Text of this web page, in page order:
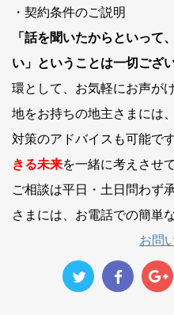
・契約条件のご説明
「話を聞いたからといって
い」ということは一切ござ
環として、お気軽にお声が
地をお持ちの地主さまには
対策のアドバイスも可能で
きる未来を一緒に考えさせ
ご相談は平日・土日問わず
さまには、お電話での簡単
お問